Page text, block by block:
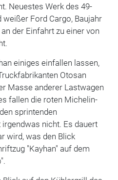
Neuestes Werk des 49-
Ford Cargo, Baujahr
der Einfahrt zu einer von
einiges einfallen lassen,
Otosan
Masse anderer Lastwagen
fallen die roten Michelin-
sprintenden
nicht. Es dauert
wird, was den Blick
"Kayhan" auf dem